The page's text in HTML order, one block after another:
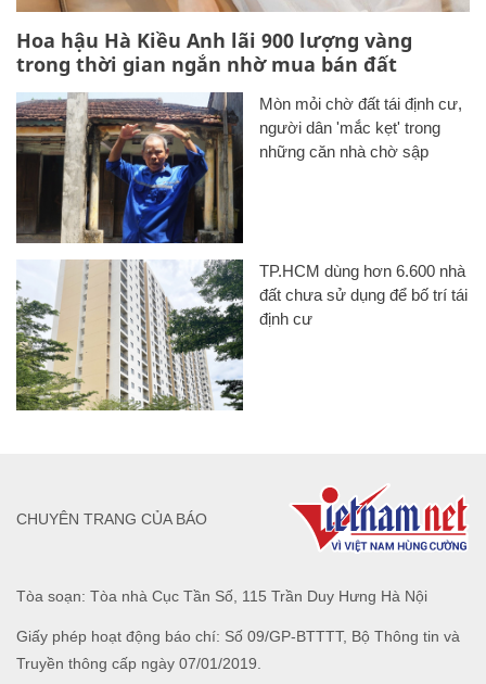
Hoa hậu Hà Kiều Anh lãi 900 lượng vàng
trong thời gian ngắn nhờ mua bán đất
Mòn mỏi chờ đất tái định cư,
người dân 'mắc kẹt' trong
những căn nhà chờ sập
TP.HCM dùng hơn 6.600 nhà
đất chưa sử dụng để bố trí tái
định cư
Tòa soạn: Tòa nhà Cục Tần Số, 115 Trần Duy Hưng Hà Nội
Giấy phép hoạt động báo chí: Số 09/GP-BTTTT, Bộ Thông tin và
Truyền thông cấp ngày 07/01/2019.
CHUYÊN TRANG CỦA BÁO